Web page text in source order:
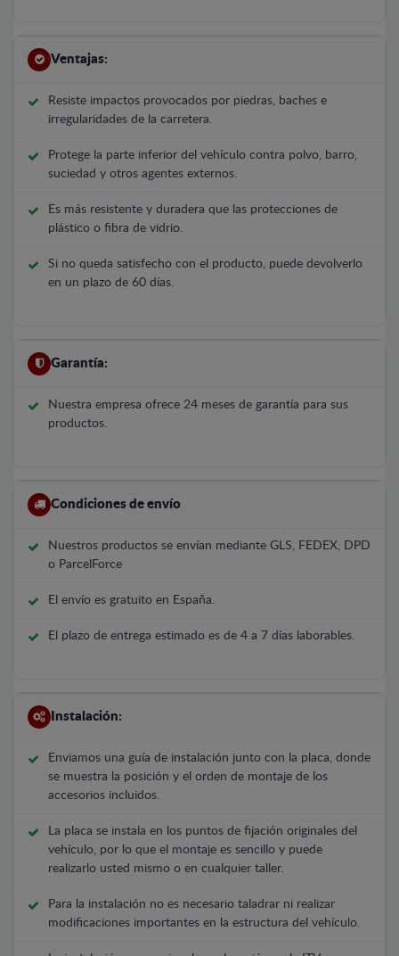
Ventajas:
Resiste impactos provocados por piedras, baches e
irregularidades de la carretera.
Protege la parte inferior del vehículo contra polvo, barro,
suciedad y otros agentes externos.
Es más resistente y duradera que las protecciones de
plástico o fibra de vidrio.
Si no queda satisfecho con el producto, puede devolverlo
en un plazo de 60 días.
Garantía:
Nuestra empresa ofrece 24 meses de garantía para sus
productos.
Condiciones de envío
Nuestros productos se envían mediante GLS, FEDEX, DPD
o ParcelForce
El envío es gratuito en España.
El plazo de entrega estimado es de 4 a 7 días laborables.
Instalación:
Enviamos una guía de instalación junto con la placa, donde
se muestra la posición y el orden de montaje de los
accesorios incluidos.
La placa se instala en los puntos de fijación originales del
vehículo, por lo que el montaje es sencillo y puede
realizarlo usted mismo o en cualquier taller.
Para la instalación no es necesario taladrar ni realizar
modificaciones importantes en la estructura del vehículo.